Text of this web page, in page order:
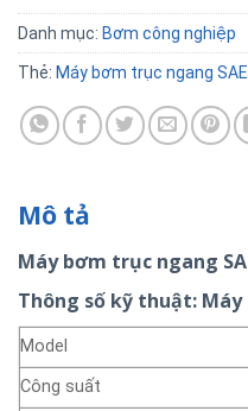
Danh mục: Bơm công nghiệp
Thẻ: Máy bơm trục ngang
Mô tả
Máy bơm trục ngang
Thông số kỹ thuật: Máy
Model
Công suất